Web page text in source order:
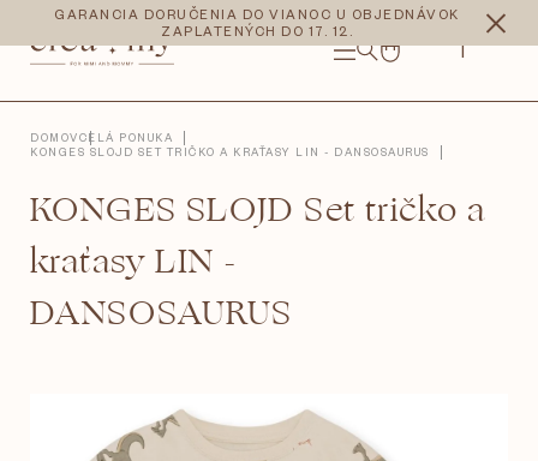
obsah
GARANCIA DORUČENIA DO VIANOC U OBJEDNÁVOK
ZAPLATENÝCH DO 17. 12.
NÁKUPNÝ
CZK EUR
DOMOVCELÁ PONUKA
KONGES SLOJD SET TRIČKO A KRAŤASY LIN - DANSOSAURUS
KONGES SLOJD Set tričko a
kraťasy LIN -
DANSOSAURUS